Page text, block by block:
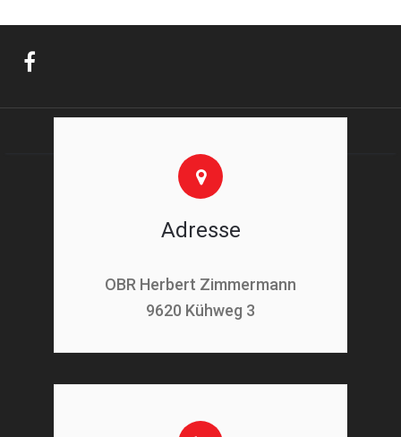
Adresse
OBR Herbert Zimmermann
9620 Kühweg 3